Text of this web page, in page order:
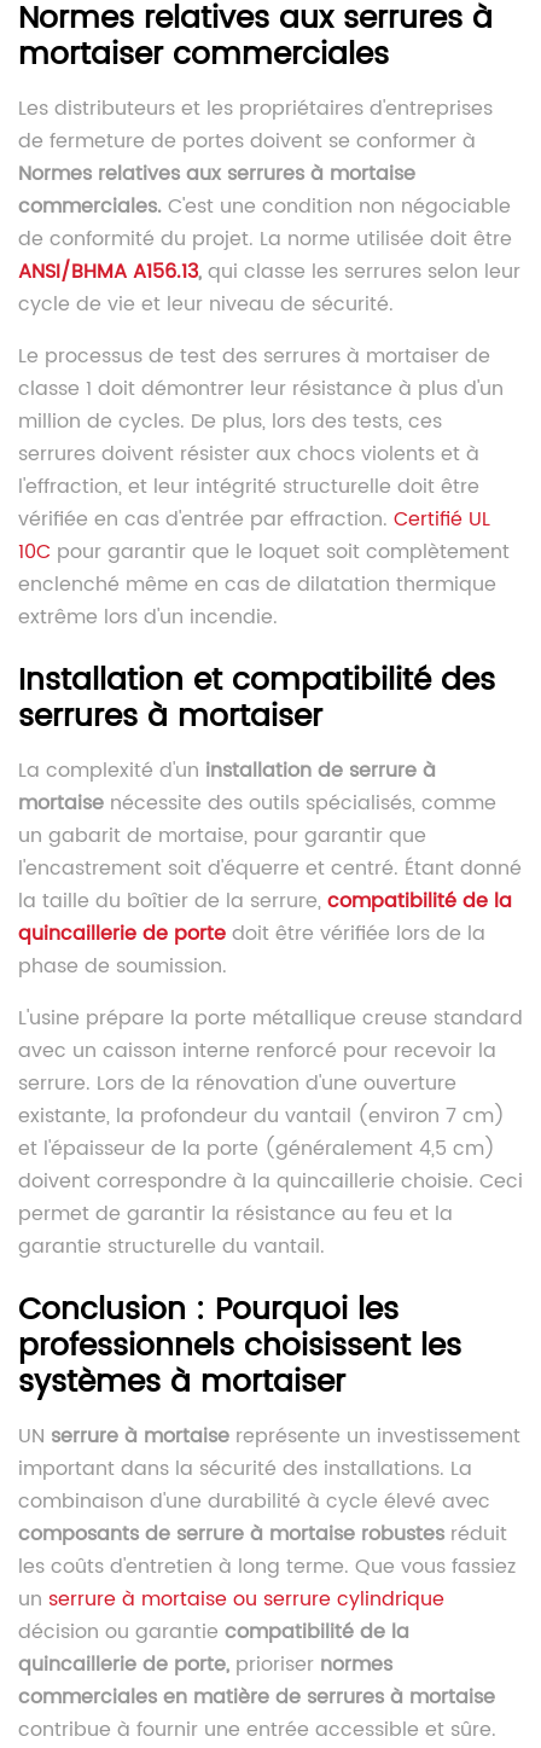
Normes relatives aux serrures à
mortaiser commerciales
Les distributeurs et les propriétaires d'entreprises
de fermeture de portes doivent se conformer à
Normes relatives aux serrures à mortaise
commerciales.C'est une condition non négociable
de conformité du projet. La norme utilisée doit être
ANSI/BHMA A156.13,qui classe les serrures selon leur
cycle de vie et leur niveau de sécurité.
Le processus de test des serrures à mortaiser de
classe 1 doit démontrer leur résistance à plus d'un
million de cycles. De plus, lors des tests, ces
serrures doivent résister aux chocs violents et à
l'effraction, et leur intégrité structurelle doit être
vérifiée en cas d'entrée par effraction. Certifié UL
10C pour garantir que le loquet soit complètement
enclenché même en cas de dilatation thermique
extrême lors d'un incendie.
Installation et compatibilité des
serrures à mortaiser
La complexité d'un installation de serrure à
mortaise nécessite des outils spécialisés, comme
un gabarit de mortaise, pour garantir que
l'encastrement soit d'équerre et centré. Étant donné
la taille du boîtier de la serrure,compatibilité de la
quincaillerie de portedoit être vérifiée lors de la
phase de soumission.
L'usine prépare la porte métallique creuse standard
avec un caisson interne renforcé pour recevoir la
serrure. Lors de la rénovation d'une ouverture
existante, la profondeur du vantail (environ 7 cm)
et l'épaisseur de la porte (généralement 4,5 cm)
doivent correspondre à la quincaillerie choisie. Ceci
permet de garantir la résistance au feu et la
garantie structurelle du vantail.
Conclusion : Pourquoi les
professionnels choisissent les
systèmes à mortaiser
UN serrure à mortaise représente un investissement
important dans la sécurité des installations. La
combinaison d'une durabilité à cycle élevé avec
composants de serrure à mortaise robustes réduit
les coûts d'entretien à long terme. Que vous fassiez
un serrure à mortaise ou serrure cylindrique
décision ou garantie compatibilité de la
quincaillerie de porte, prioriser normes
commerciales en matière de serrures à mortaise
contribue à fournir une entrée accessible et sûre.